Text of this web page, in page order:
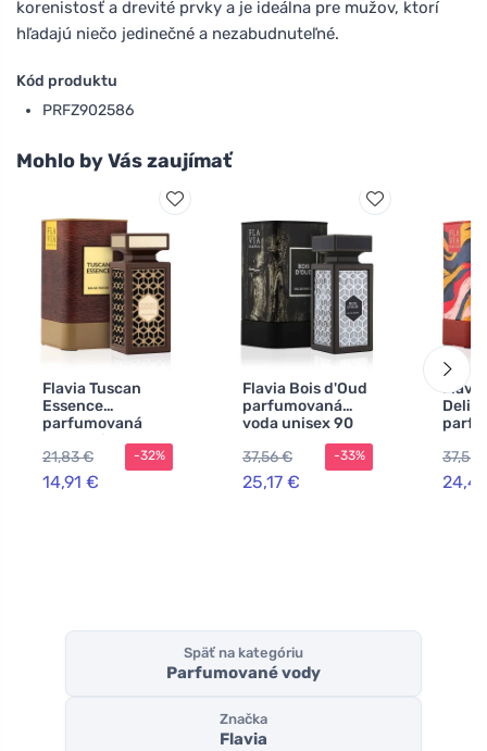
korenistosť a drevité prvky a je ideálna pre mužov, ktorí
hľadajú niečo jedinečné a nezabudnuteľné.
Kód produktu
PRFZ902586
Mohlo by Vás zaujímať
Flavia Tuscan
Essence
parfumovaná
voda unisex 90
ml
21,83 €
14,91 €
-32%
Flavia Bois d'Oud
parfumovaná
voda unisex 90
37,56 €
25,17 €
-33%
ml
37,56
Späť na kategóriu
Parfumované vody
Značka
Flavia